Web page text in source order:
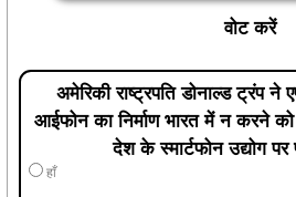
वोट करें
अमेरिकी राष्ट्रपति डोनाल्ड ट्रंप
आईफोन का निर्माण भारत में न करने
देश के स्मार्टफोन उद्योग
हाँ